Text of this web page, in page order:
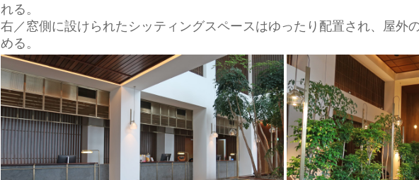
れる。
右／窓側に設けられたシッティングスペースはゆったり配置され、屋外
める。